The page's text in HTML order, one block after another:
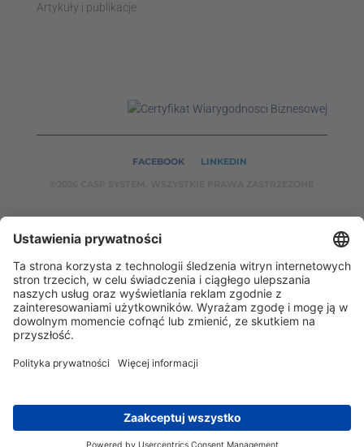
Artykuły i publikacje
FACEBOOK
LINKEDIN
CASPSYSTEM.PL
AUTOMATYKA24.PL
WZORCENDT.P
BINAR24.PL EH24.PL
CASP System – Twój partner w dziedzinie Badań
2002 - 2026 © CopyrightCASP System/Polityka
prywatności/Zastrzeżenia prawne